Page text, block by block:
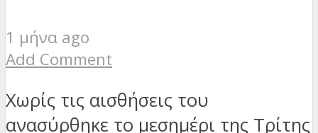
1 μήνα ago
Add Comment
Χωρίς τις αισθήσεις του
ανασύρθηκε το μεσημέρι της Τρίτης